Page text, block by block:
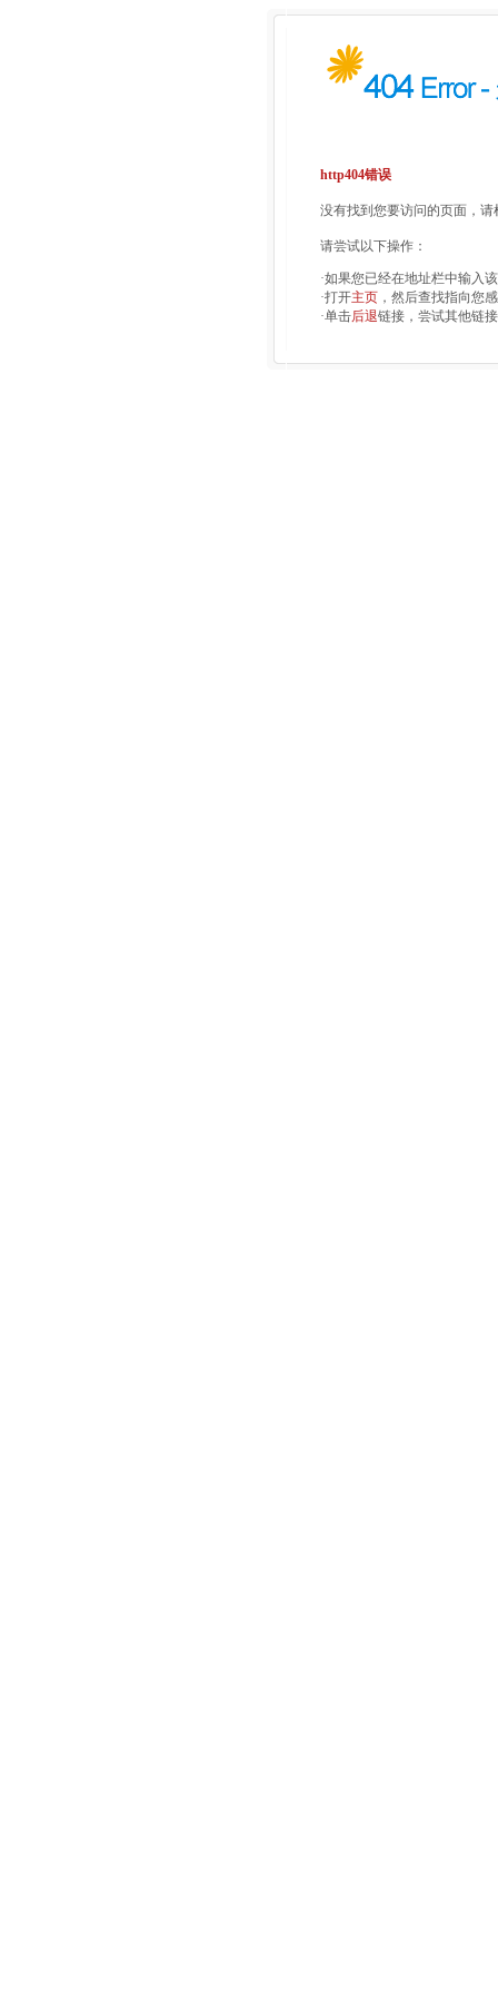
http404错误
没有找到您要访问的页面，
请尝试以下操作：
·如果您已经在地址栏中输入
·打开主页 ，然后查找指向您
·单击后退链接，尝试其他链